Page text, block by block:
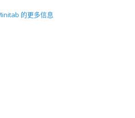
的更多信息